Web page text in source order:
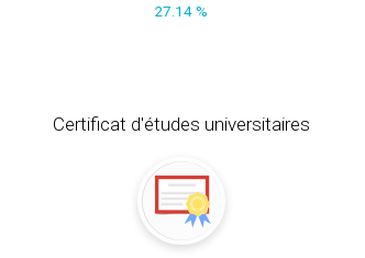
27.14 %
Certificat d'études universitaires